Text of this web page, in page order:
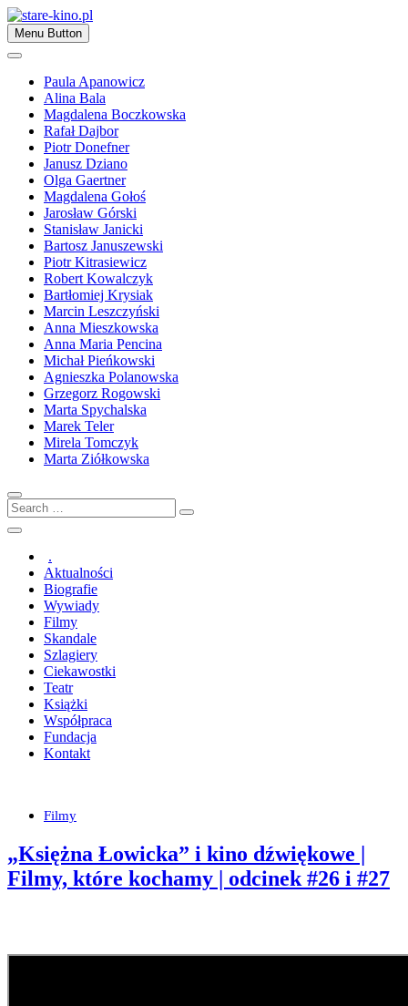
Skip
to
content
stare-kino.pl
Zapraszamy
Menu Button
Paula Apanowicz
Alina Bala
Magdalena Boczkowska
Rafał Dajbor
Piotr Donefner
Janusz Dziano
Olga Gaertner
Magdalena Gołoś
Jarosław Górski
Stanisław Janicki
Bartosz Januszewski
Piotr Kitrasiewicz
Robert Kowalczyk
Bartłomiej Krysiak
Marcin Leszczyński
Anna Mieszkowska
Anna Maria Pencina
Michał Pieńkowski
Agnieszka Polanowska
Grzegorz Rogowski
Marta Spychalska
Marek Teler
Mirela Tomczyk
Marta Ziółkowska
Search
…
.
Aktualności
Biografie
Wywiady
Filmy
Skandale
Szlagiery
Ciekawostki
Teatr
Książki
Współpraca
Fundacja
Kontakt
Filmy
„Księżna Łowicka” i kino dźwiękowe |
Filmy, które kochamy | odcinek #26 i #27